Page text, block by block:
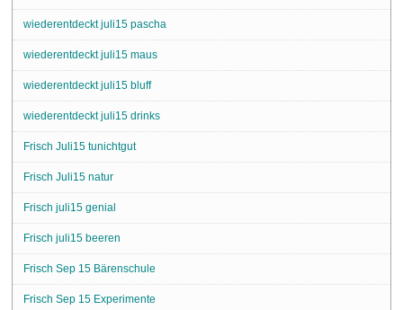
wiederentdeckt juli15 pascha
wiederentdeckt juli15 maus
wiederentdeckt juli15 bluff
wiederentdeckt juli15 drinks
Frisch Juli15 tunichtgut
Frisch Juli15 natur
Frisch juli15 genial
Frisch juli15 beeren
Frisch Sep 15 Bärenschule
Frisch Sep 15 Experimente